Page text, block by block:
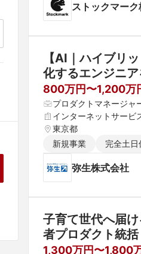
ストックマー
【AI｜ハイブリ
化するエンジニ
800万円〜1,200万
プロダクトマネージャ
インターネットサービ
東京都
新規事業
完全土日
弥生株式会社
子育て世代へ届
者プロダクト統
1,300万円〜1,800